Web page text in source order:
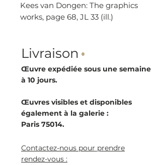
Kees van Dongen: The graphics
works, page 68, JL 33 (ill.)
Livraison ·
Œuvre expédiée sous une semaine
à 10 jours.
Œuvres visibles et disponibles
également à la galerie :
Paris 75014.
Contactez-nous pour prendre
rendez-vous :